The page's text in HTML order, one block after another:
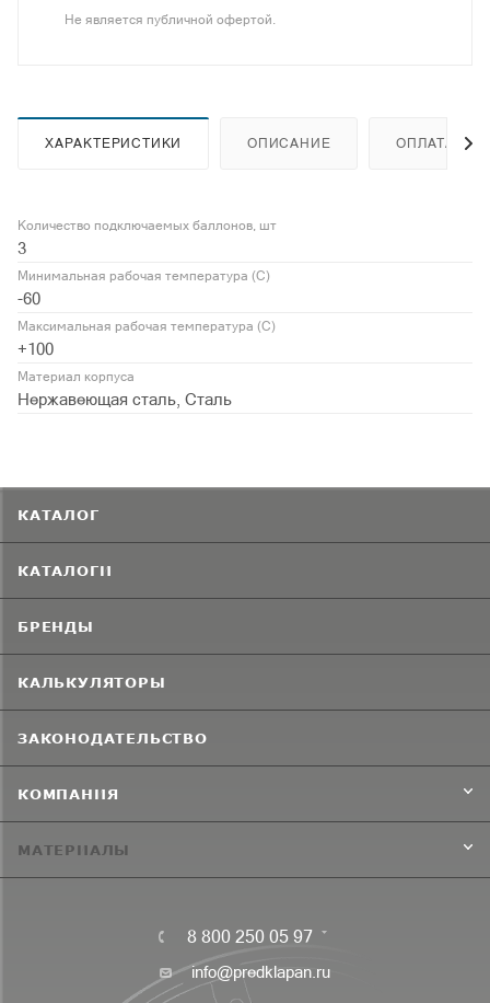
Не является публичной офертой.
ХАРАКТЕРИСТИКИ ОПИСАНИЕ ОПЛАТА
Количество подключаемых баллонов, шт
3
Минимальная рабочая температура (С)
-60
Максимальная рабочая температура (С)
+100
Материал корпуса
Нержавеющая сталь, Сталь
КАТАЛОГ
КАТАЛОГИ
БРЕНДЫ
КАЛЬКУЛЯТОРЫ
ЗАКОНОДАТЕЛЬСТВО
КОМПАНИЯ
МАТЕРИАЛЫ
8 800 250 05 97
info@predklapan.ru